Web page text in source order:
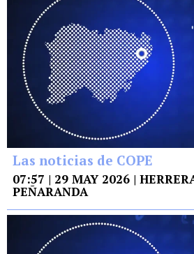
Las noticias de COPE
07:57 | 29 MAY 2026 |
PEÑARANDA